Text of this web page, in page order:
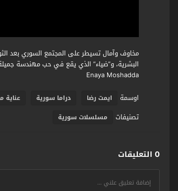
مخاوف وآمال تسيطر على المجتمع السوري بعد
البشرية، و”ضياء” الذي يقع في حب مهندسة
Enaya Moshadda
اوسمة
ايمت رضا دراما سورية
تصنيفات مسلسلات سورية
0 التعليقات